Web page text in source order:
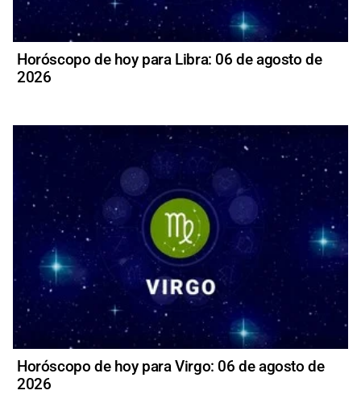
Horóscopo de hoy para Libra: 06 de agosto de
2026
Horóscopo de hoy para Virgo: 06 de agosto de
2026